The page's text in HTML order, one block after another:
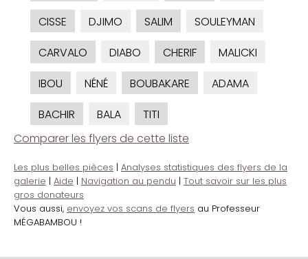
CISSE
DJIMO SALIM
SOULEYMAN
CARVALO
DIABO CHERIF
MALICKI
IBOU
NÉNÉ BOUBAKARE
ADAMA
BACHIR
BALA
TITI
Comparer les flyers de cette liste
Les plus belles pièces | Analyses statistiques des flyers de la
galerie | Aide | Navigation au pendu | Tout savoir sur les plus
gros donateurs
Vous aussi, envoyez vos scans de flyers au Professeur
MÉGABAMBOU !